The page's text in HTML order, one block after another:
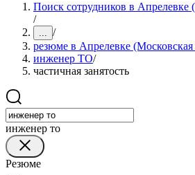
Поиск сотрудников в Апрелевке
/
... /
резюме в Апрелевке (Московская
инженер ТО/
частичная занятость
инженер то
Резюме